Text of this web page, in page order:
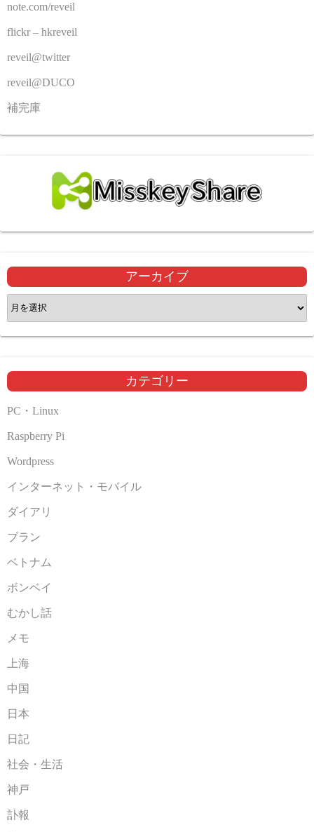
note.com/reveil
flickr – hkreveil
reveil@twitter
reveil@DUCO
補完庫
アーカイブ
ア
ー
カ
ブ
カテゴリー
PC・Linux
Raspberry Pi
Wordpress
インターネット・モバイル
ダイアリ
ブラン
ベトナム
ボンベイ
むかし話
メモ
上海
中国
日本
日記
社会・生活
神戸
訃報